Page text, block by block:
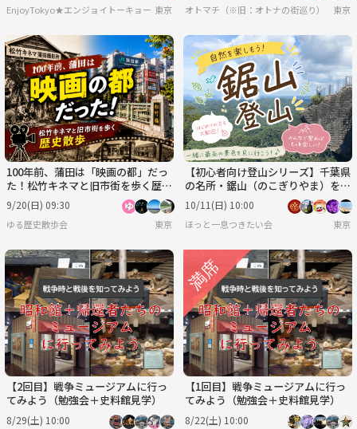
EnjoyTokyo★エンジョイトーキョー 〜気持ちだけでも国際派〜
東京 オトマチ（※旧：オトナの街巡り）【年
東京
100年前、蒲田は「映画の都」だっ
た！松竹キネマと旧市街を歩く歴史
散歩と都内唯一の屋上観覧車
9/20(日) 09:30
ゆる歴史散歩会 東京
【初心者向け登山シリーズ】千葉県
の名所・鋸山（のこぎりやま）を登
ろう♪
10/11(日) 10:00
ほっと一息つきたい会 東京
【2回目】戦争ミュージアムに行っ
てみよう（勉強会＋史料館見学）
8/29(土) 10:00
【1回目】戦争ミュージアムに行っ
てみよう（勉強会＋史料館見学）
8/22(土) 10:00